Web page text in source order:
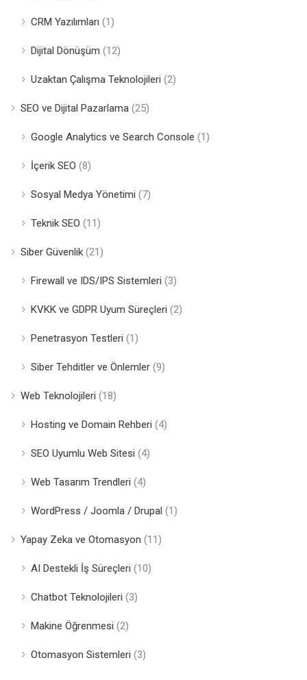
CRM Yazılımları (1)
Dijital Dönüşüm (12)
Uzaktan Çalışma Teknolojileri (2)
SEO ve Dijital Pazarlama (25)
Google Analytics ve Search Console (1)
İçerik SEO (8)
Sosyal Medya Yönetimi (7)
Teknik SEO (11)
Siber Güvenlik (21)
Firewall ve IDS/IPS Sistemleri (3)
KVKK ve GDPR Uyum Süreçleri (2)
Penetrasyon Testleri (1)
Siber Tehditler ve Önlemler (9)
Web Teknolojileri (18)
Hosting ve Domain Rehberi (4)
SEO Uyumlu Web Sitesi (4)
Web Tasarım Trendleri (4)
WordPress / Joomla / Drupal (1)
Yapay Zeka ve Otomasyon (11)
AI Destekli İş Süreçleri (10)
Chatbot Teknolojileri (3)
Makine Öğrenmesi (2)
Otomasyon Sistemleri (3)